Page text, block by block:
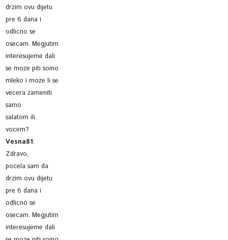
drzim ovu dijetu
pre 6 dana i
odlicno se
osecam. Megjutim
interesujeme dali
se moze piti soino
mleko i moze li se
vecera zameniti
samo
salatom ili
vocem?
Vesna81:
Zdravo,
pocela sam da
drzim ovu dijetu
pre 6 dana i
odlicno se
osecam. Megjutim
interesujeme dali